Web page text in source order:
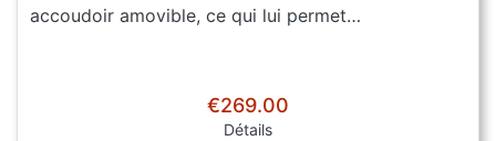
accoudoir amovible, ce qui lui permet…
€269.00
Détails